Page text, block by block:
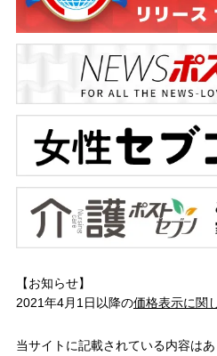
【お知らせ】
2021年4月1日以降の価格表示に関
当サイトに記載されている内容は